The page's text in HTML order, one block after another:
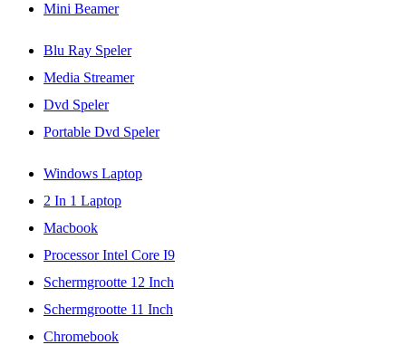
Mini Beamer
Blu Ray Speler
Media Streamer
Dvd Speler
Portable Dvd Speler
Windows Laptop
2 In 1 Laptop
Macbook
Processor Intel Core I9
Schermgrootte 12 Inch
Schermgrootte 11 Inch
Chromebook